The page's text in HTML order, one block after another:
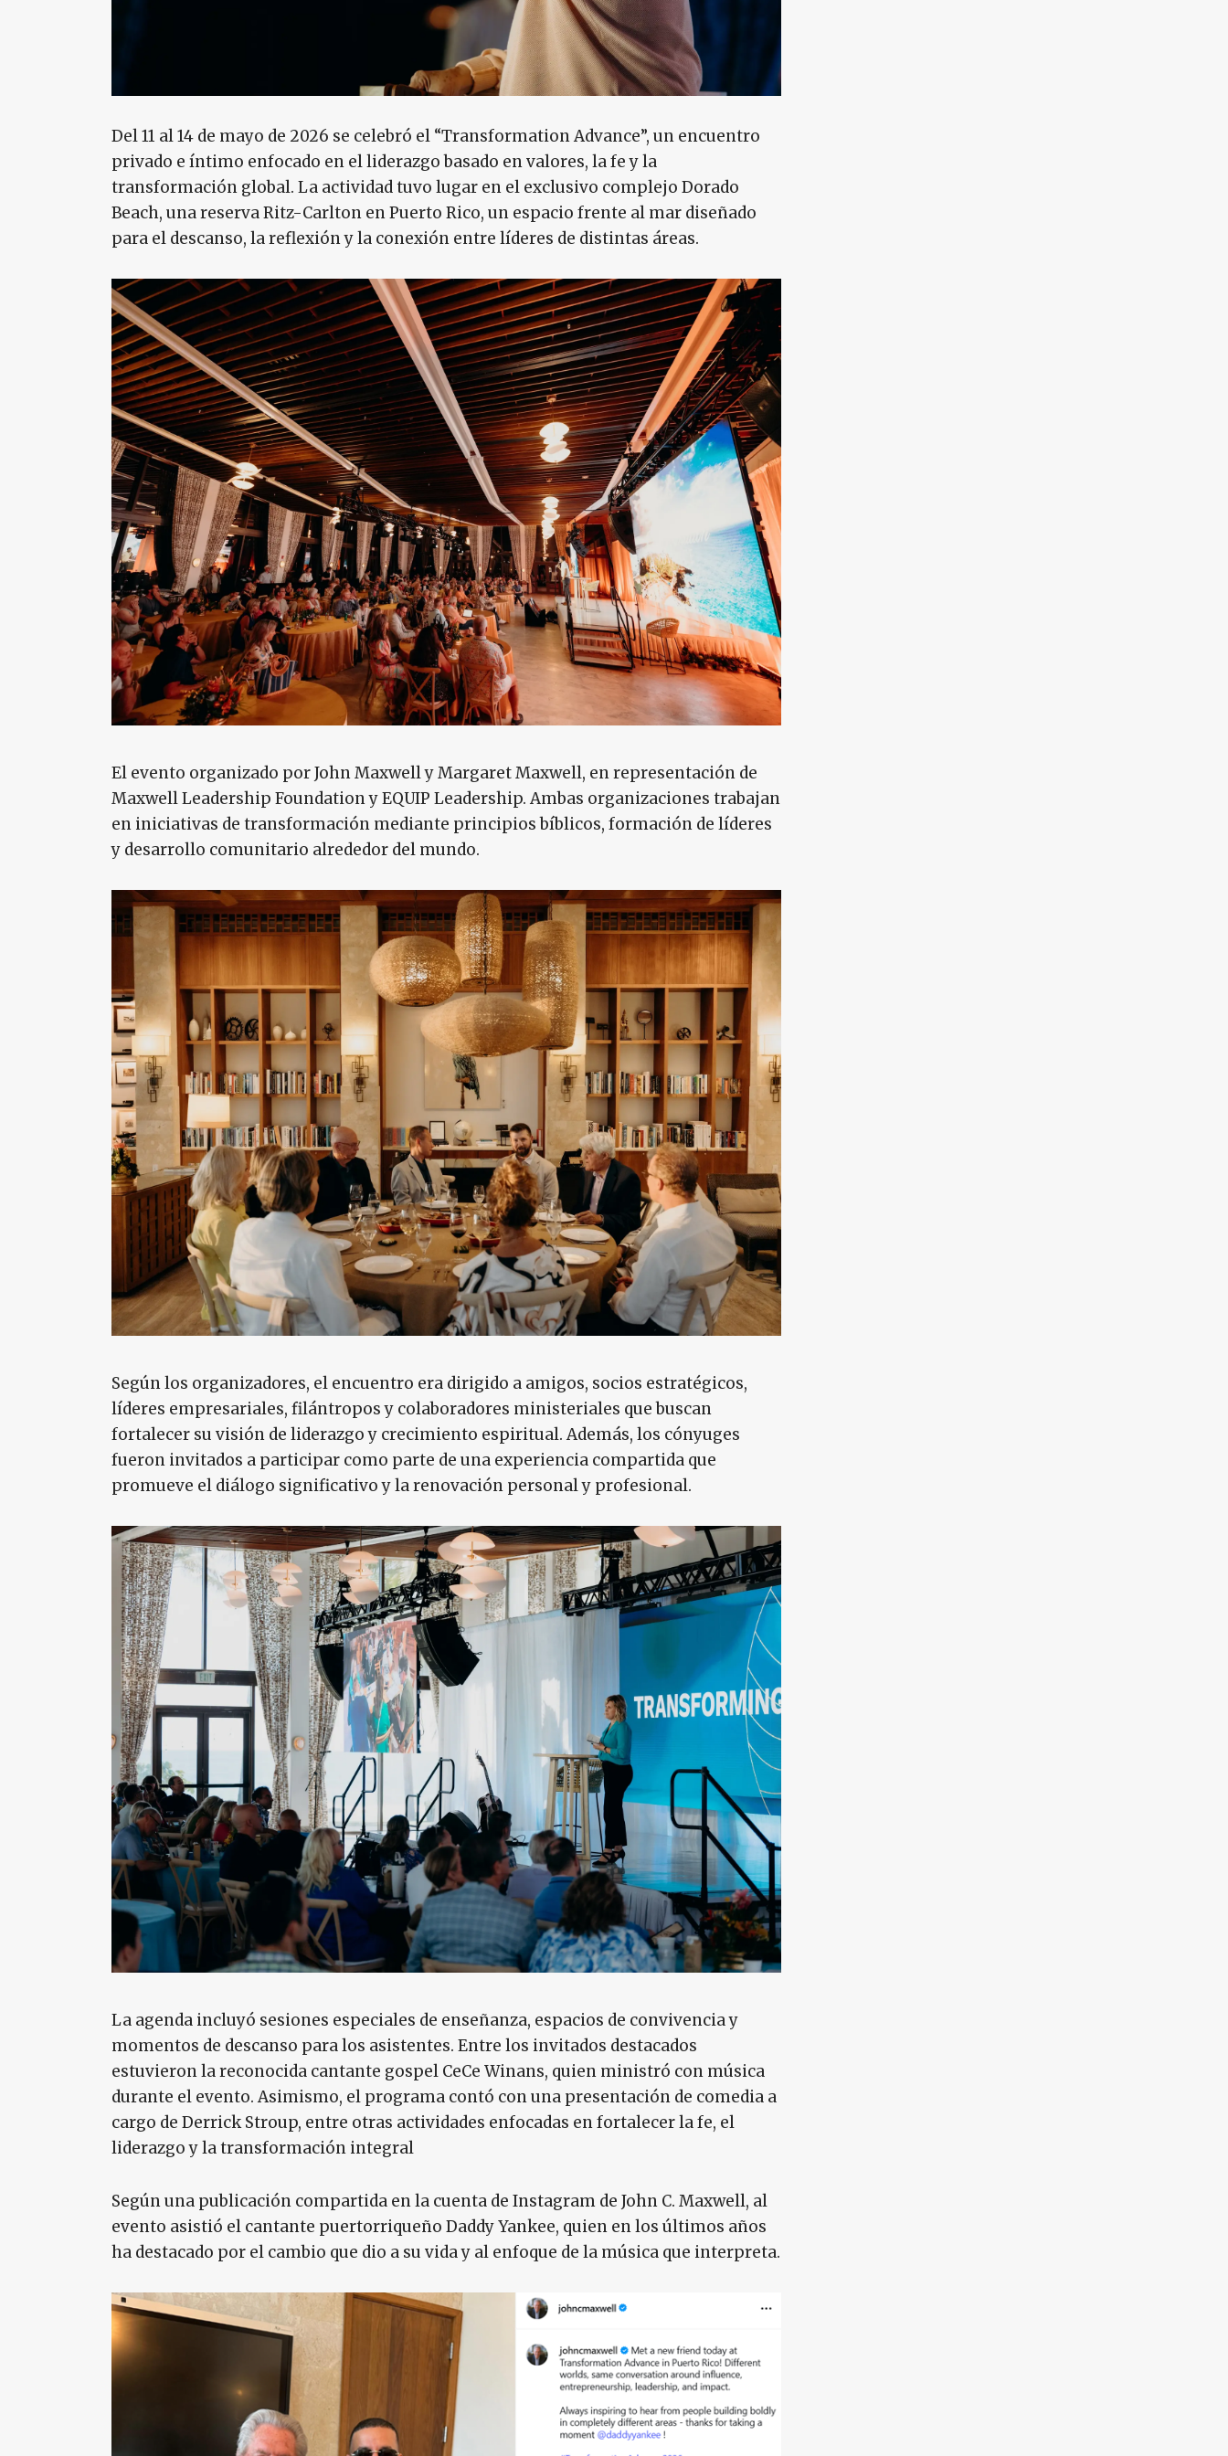
Del 11 al 14 de mayo de 2026 se celebró el “Transformation Advance”, un encuentro
privado e íntimo enfocado en el liderazgo basado en valores, la fe y la
transformación global. La actividad tuvo lugar en el exclusivo complejo Dorado
Beach, una reserva Ritz-Carlton en Puerto Rico, un espacio frente al mar diseñado
para el descanso, la reflexión y la conexión entre líderes de distintas áreas.
El evento organizado por John Maxwell y Margaret Maxwell, en representación de
Maxwell Leadership Foundation y EQUIP Leadership. Ambas organizaciones trabajan
en iniciativas de transformación mediante principios bíblicos, formación de líderes
y desarrollo comunitario alrededor del mundo.
Según los organizadores, el encuentro era dirigido a amigos, socios estratégicos,
líderes empresariales, filántropos y colaboradores ministeriales que buscan
fortalecer su visión de liderazgo y crecimiento espiritual. Además, los cónyuges
fueron invitados a participar como parte de una experiencia compartida que
promueve el diálogo significativo y la renovación personal y profesional.
La agenda incluyó sesiones especiales de enseñanza, espacios de convivencia y
momentos de descanso para los asistentes. Entre los invitados destacados
estuvieron la reconocida cantante gospel CeCe Winans, quien ministró con música
durante el evento. Asimismo, el programa contó con una presentación de comedia a
cargo de Derrick Stroup, entre otras actividades enfocadas en fortalecer la fe, el
liderazgo y la transformación integral
Según una publicación compartida en la cuenta de Instagram de John C. Maxwell, al
evento asistió el cantante puertorriqueño Daddy Yankee, quien en los últimos años
ha destacado por el cambio que dio a su vida y al enfoque de la música que interpreta.